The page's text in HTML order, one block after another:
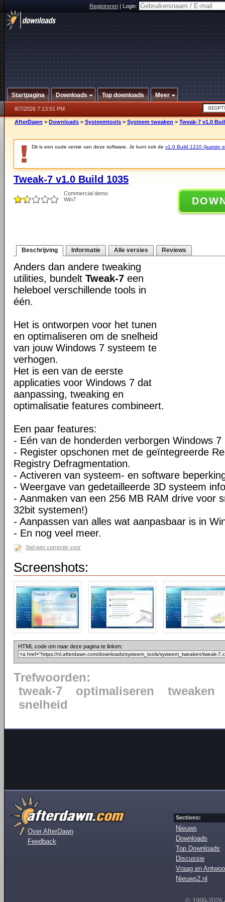
Registreren|Login:
Startpagina Downloads Top downloads Meer
8/7/2026 7:13:51 PM
AfterDawn > Downloads > Systeemtools > Systeem tweaken > Tweak-7 v1.0
Dit is een oude versie van deze software. Je kunt ook de v1.0 Build 1210 (laatste
Tweak-7 v1.0 Build 1035
Commercial demo
Win7
Beschrijving Informatie Alle versies Reviews
Anders dan andere tweaking
utilities, bundelt Tweak-7 een
heleboel verschillende tools in
één.
Het is ontworpen voor het tunen
en optimaliseren om de snelheid
van jouw Windows 7 systeem te
verhogen.
Het is een van de eerste
applicaties voor Windows 7 dat
aanpassing, tweaking en
optimalisatie features combineert.
Een paar features:
- Eén van de honderden verborgen Windows
- Register opschonen met de geïntegreerde
Registry Defragmentation.
- Activeren van systeem- en software
- Weergave van gedetailleerde 3D systeem
- Aanmaken van een 256 MB RAM drive voor
32bit systemen!)
- Aanpassen van alles wat aanpasbaar is in
- En nog veel meer.
Stel een correctie voor
Screenshots:
HTML code om naar deze pagina te linken:
Trefwoorden:
tweak-7
optimaliseren
tweaken
snelheid
Over AfterDawn
Feedback
Sections:
Nieuws
Downloads
Top Downloads
Discussie
Vraag en
Nieuws2.nl